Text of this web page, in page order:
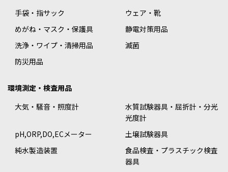
手袋・指サック
ウェア・靴
めがね・マスク・保護具
静電対策用品
洗浄・ワイプ・清掃用品
滅菌
防災用品
環境測定・検査用品
大気・騒音・照度計
水質試験器具・屈折計・分光
光度計
pH,ORP,DO,ECメーター
土壌試験器具
純水製造装置
食品検査・プラスチック検査
器具